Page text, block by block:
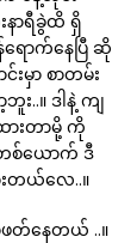
နာရီခွဲထိ ရှိ
ောက်နေပြီ ဆို
မှာ စာတမ်း
..။ ဒါနဲ့ ကျ
းတာမို့ ကို
စ်ယောက် ဒီ
းတယ်လေ..။
ဖတ်နေတယ် ..။